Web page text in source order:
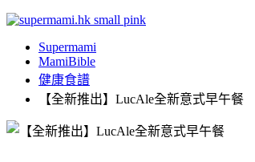
Supermami
MamiBible
健康食譜
【全新推出】LucAle全新意式早午餐